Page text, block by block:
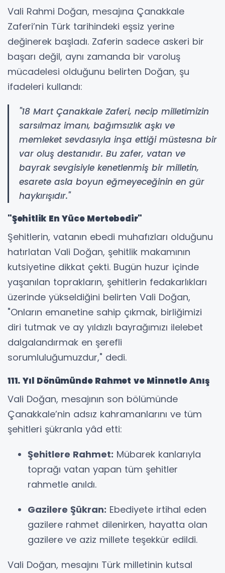
Vali Rahmi Doğan, mesajına Çanakkale
Zaferi’nin Türk tarihindeki eşsiz yerine
değinerek başladı. Zaferin sadece askeri bir
başarı değil, aynı zamanda bir varoluş
mücadelesi olduğunu belirten Doğan, şu
ifadeleri kullandı:
"18 Mart Çanakkale Zaferi, necip milletimizin
sarsılmaz imanı, bağımsızlık aşkı ve
memleket sevdasıyla inşa ettiği müstesna bir
var oluş destanıdır. Bu zafer, vatan ve
bayrak sevgisiyle kenetlenmiş bir milletin,
esarete asla boyun eğmeyeceğinin en gür
haykırışıdır."
"Şehitlik En Yüce Mertebedir"
Şehitlerin, vatanın ebedi muhafızları olduğunu
hatırlatan Vali Doğan, şehitlik makamının
kutsiyetine dikkat çekti. Bugün huzur içinde
yaşanılan toprakların, şehitlerin fedakarlıkları
üzerinde yükseldiğini belirten Vali Doğan,
"Onların emanetine sahip çıkmak, birliğimizi
diri tutmak ve ay yıldızlı bayrağımızı ilelebet
dalgalandırmak en şerefli
sorumluluğumuzdur," dedi.
111. Yıl Dönümünde Rahmet ve Minnetle Anış
Vali Doğan, mesajının son bölümünde
Çanakkale’nin adsız kahramanlarını ve tüm
şehitleri şükranla yâd etti:
Şehitlere Rahmet: Mübarek kanlarıyla
toprağı vatan yapan tüm şehitler
rahmetle anıldı.
Gazilere Şükran: Ebediyete irtihal eden
gazilere rahmet dilenirken, hayatta olan
gazilere ve aziz millete teşekkür edildi.
Vali Doğan, mesajını Türk milletinin kutsal